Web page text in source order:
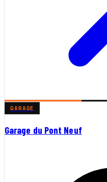
GARAGE
Garage du Pont Neuf